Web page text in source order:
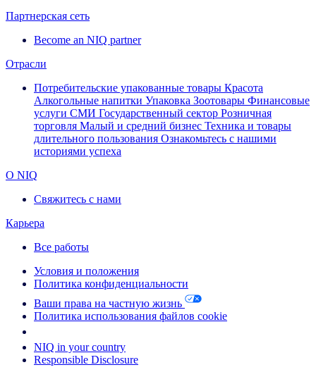
Партнерская сеть
Become an NIQ partner
Отрасли
Потребительские упакованные товары Красота
Алкогольные напитки Упаковка Зоотовары Финансовые
услуги СМИ Государственный сектор Розничная
торговля Малый и средний бизнес Техника и товары
длительного пользования Ознакомьтесь с нашими
историями успеха
О NIQ
Свяжитесь с нами
Карьера
Все работы
Условия и положения
Политика конфиденциальности
Ваши права на частную жизнь
Политика использования файлов cookie
NIQ in your country
Responsible Disclosure